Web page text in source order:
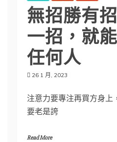
無招勝有
一招，就
任何人
26 1 月, 2023
注意力要專注再買方身上
要老是誇
Read More